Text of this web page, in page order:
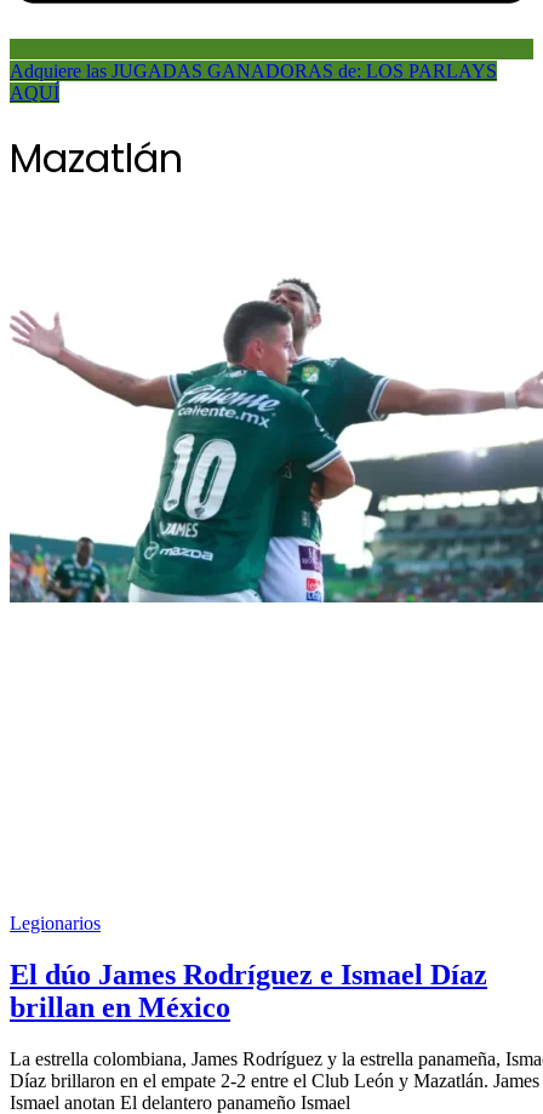
Adquiere las JUGADAS GANADORAS de: LOS PARLAYS
AQUÍ
Mazatlán
Legionarios
El dúo James Rodríguez e Ismael Díaz
brillan en México
La estrella colombiana, James Rodríguez y la estrella panameña,
Díaz brillaron en el empate 2-2 entre el Club León y Mazatlán. James
Ismael anotan El delantero panameño Ismael